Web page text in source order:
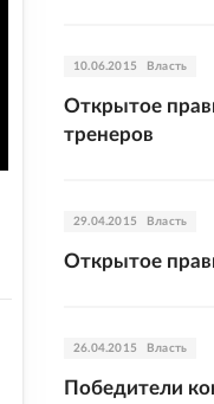
10.06.2015 Власть
Открытое
тренеров
29.04.2015 Власть
Открытое
26.04.2015 Власть
Победители